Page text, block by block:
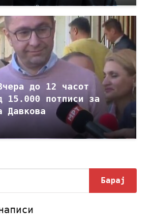
до 12 часот
15.000 потписи за
Давкова
Барај